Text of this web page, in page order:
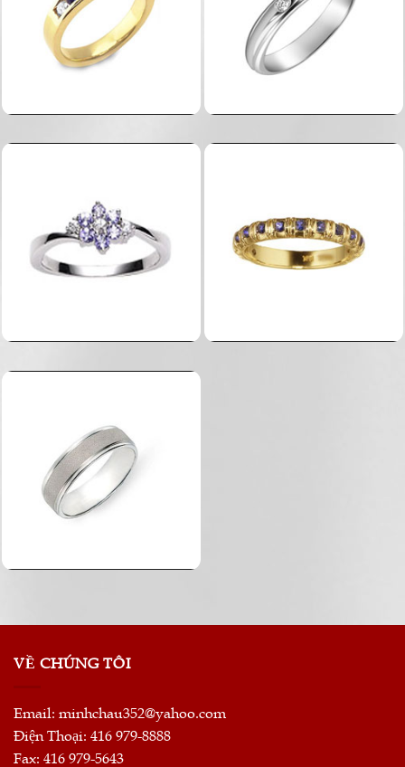
VỀ CHÚNG TÔI
Email: minhchau352@yahoo.com
Điện Thoại: 416 979-8888
Fax: 416 979-5643